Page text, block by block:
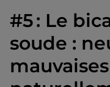
#5 : Le
soude :